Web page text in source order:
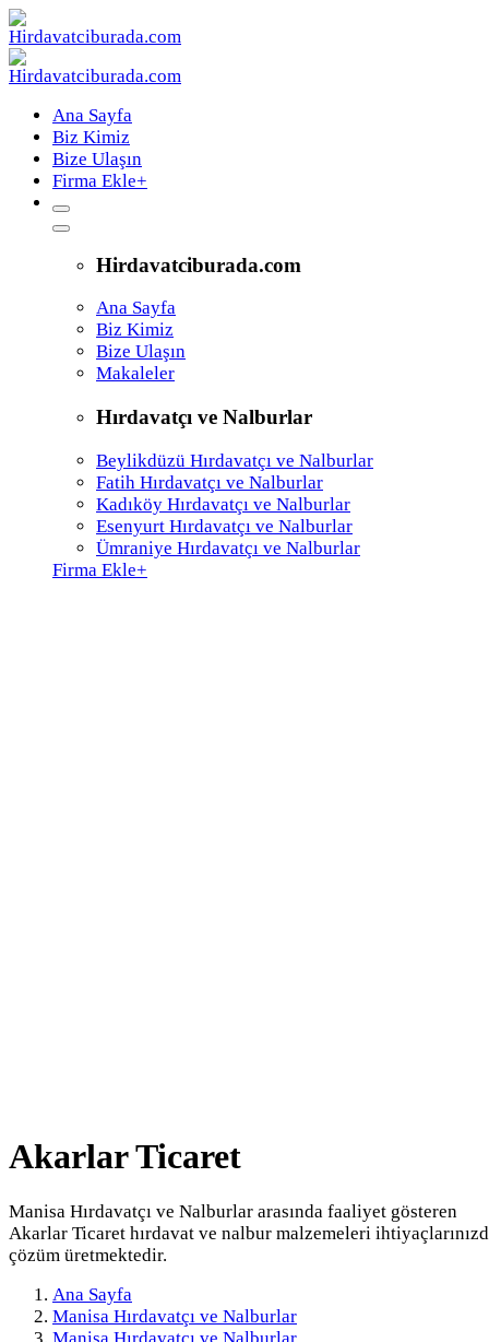
Ana Sayfa
Biz Kimiz
Bize Ulaşın
Firma Ekle+
Hirdavatciburada.com
Ana Sayfa
Biz Kimiz
Bize Ulaşın
Makaleler
Hırdavatçı ve Nalburlar
Beylikdüzü Hırdavatçı ve Nalburlar
Fatih Hırdavatçı ve Nalburlar
Kadıköy Hırdavatçı ve Nalburlar
Esenyurt Hırdavatçı ve Nalburlar
Ümraniye Hırdavatçı ve Nalburlar
Firma Ekle+
Akarlar Ticaret
Manisa Hırdavatçı ve Nalburlar arasında faaliyet gösteren
Akarlar Ticaret hırdavat ve nalbur malzemeleri
çözüm üretmektedir.
Ana Sayfa
Manisa Hırdavatçı ve Nalburlar